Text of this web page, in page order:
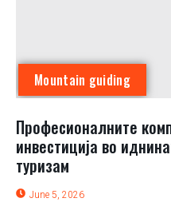
Mountain guiding
Професионалните
инвестиција во
туризам
June 5, 2026